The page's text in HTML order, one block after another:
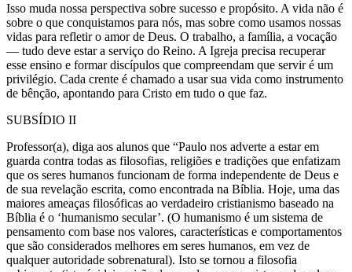
Isso muda nossa perspectiva sobre sucesso e propósito. A vida não é
sobre o que conquistamos para nós, mas sobre como usamos nossas
vidas para refletir o amor de Deus. O trabalho, a família, a vocação
— tudo deve estar a serviço do Reino. A Igreja precisa recuperar
esse ensino e formar discípulos que compreendam que servir é um
privilégio. Cada crente é chamado a usar sua vida como instrumento
de bênção, apontando para Cristo em tudo o que faz.
SUBSÍDIO II
Professor(a), diga aos alunos que “Paulo nos adverte a estar em
guarda contra todas as filosofias, religiões e tradições que enfatizam
que os seres humanos funcionam de forma independente de Deus e
de sua revelação escrita, como encontrada na Bíblia. Hoje, uma das
maiores ameaças filosóficas ao verdadeiro cristianismo baseado na
Bíblia é o ‘humanismo secular’. (O humanismo é um sistema de
pensamento com base nos valores, características e comportamentos
que são considerados melhores em seres humanos, em vez de
qualquer autoridade sobrenatural). Isto se tornou a filosofia